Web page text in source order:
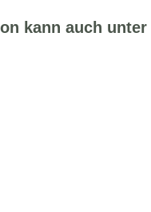
kann auch unter